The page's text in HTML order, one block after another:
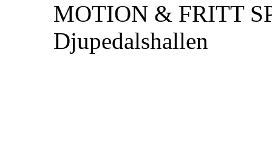
MOTION & FRITT
Djupedalshallen